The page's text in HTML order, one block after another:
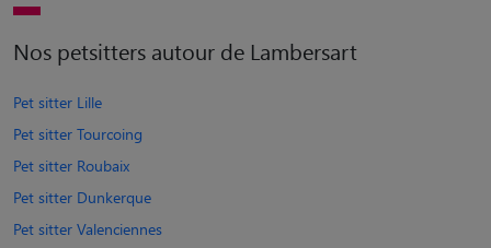
Nos petsitters autour de Lambersart
Pet sitter Lille
Pet sitter Tourcoing
Pet sitter Roubaix
Pet sitter Dunkerque
Pet sitter Valenciennes